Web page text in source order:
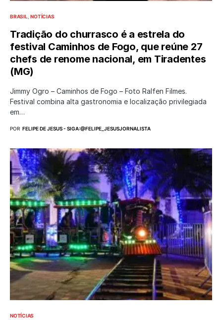
BRASIL NOTÍCIAS
Tradição do churrasco é a estrela do
festival Caminhos de Fogo, que reúne 27
chefs de renome nacional, em Tiradentes
(MG)
Jimmy Ogro – Caminhos de Fogo – Foto Ralfen Filmes.
Festival combina alta gastronomia e localização privilegiada
em…
POR FELIPE DE JESUS - SIGA:@FELIPE_JESUSJORNALISTA
NOTÍCIAS